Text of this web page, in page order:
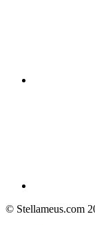
© Stellameus.com